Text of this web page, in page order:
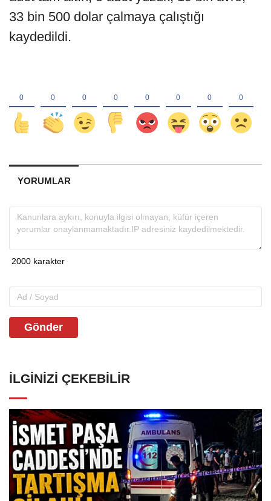
33 bin 500 dolar çalmaya çalıştığı
kaydedildi.
YORUMLAR
Gönder
İLGINIZI ÇEKEBILIR